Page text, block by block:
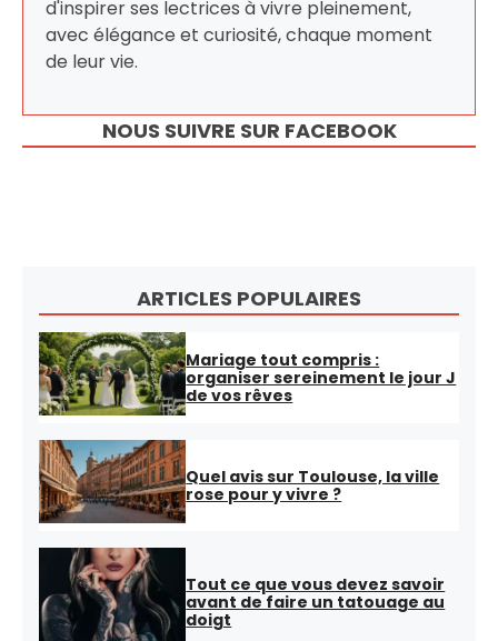
d'inspirer ses lectrices à vivre pleinement,
avec élégance et curiosité, chaque moment
de leur vie.
NOUS SUIVRE SUR FACEBOOK
ARTICLES POPULAIRES
Mariage tout compris :
organiser sereinement le jour J
de vos rêves
Quel avis sur Toulouse, la ville
rose pour y vivre ?
Tout ce que vous devez savoir
avant de faire un tatouage au
doigt